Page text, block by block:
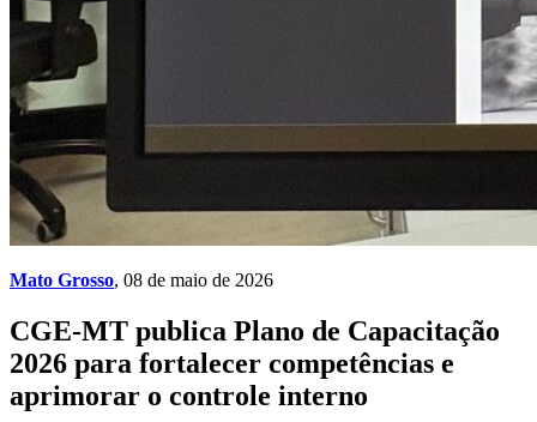
Mato Grosso, 08 de maio de 2026
CGE-MT publica Plano de Capacitação
2026 para fortalecer competências e
aprimorar o controle interno